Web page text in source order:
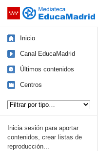
Saltar navegación
Inicio
Canal EducaMadrid
Últimos contenidos
Centros
Inicia sesión para aportar
contenidos, crear listas de
reproducción...